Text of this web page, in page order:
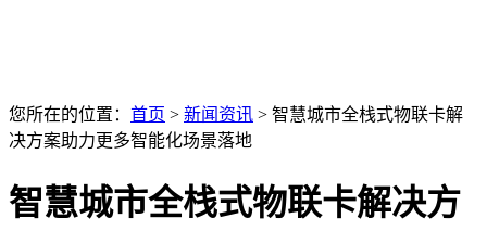
您所在的位置： 首页 > 新闻资讯 > 智慧城市全栈式物联卡解
决方案助力更多智能化场景落地
智慧城市全栈式物联卡解决方